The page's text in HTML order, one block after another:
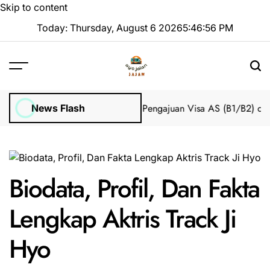
Skip to content
Today: Thursday, August 6 20265:46:57 PM
News Flash
2025 Tanpa Stres Bantuan Pengajuan Visa AS (B1/B2) dari
Biodata, Profil, Dan Fakta
Lengkap Aktris Track Ji
Hyo